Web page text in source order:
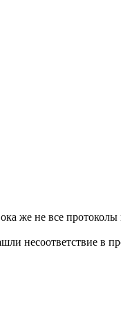
же не все
несоответствие в